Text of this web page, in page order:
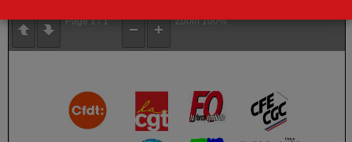
Page1/1 Zoom100%